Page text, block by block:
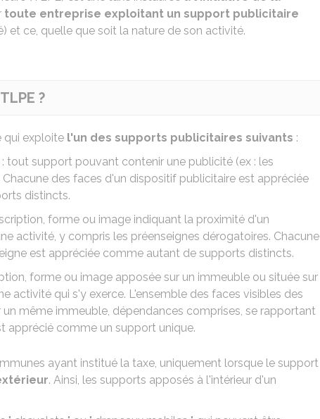
toute entreprise exploitant un support publicitaire
et ce, quelle que soit la nature de son activité.
?
qui exploite l'un des supports publicitaires suivants :
: tout support pouvant contenir une publicité (ex : les
Chacune des faces d'un dispositif publicitaire est appréciée
distincts.
forme ou image indiquant la proximité d'un
activité, y compris les préenseignes dérogatoires. Chacune
est appréciée comme autant de supports distincts.
forme ou image apposée sur un immeuble ou située sur
activité qui s'y exerce. L'ensemble des faces visibles des
un même immeuble, dépendances comprises, se rapportant
apprécié comme un support unique.
ayant institué la taxe, uniquement lorsque le support
. Ainsi, les supports apposés à l'intérieur d'un